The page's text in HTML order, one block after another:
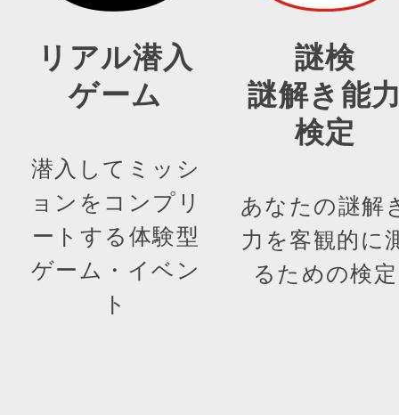
リアル潜入
ゲーム
潜入してミッシ
ョンをコンプリ
ートする体験型
ゲーム・イベン
ト
謎検
謎解き能
検定
あなたの謎解
力を客観的に
るための検定